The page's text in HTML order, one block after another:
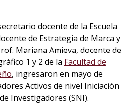
La
los
docente de la Escuela
de Estrategia de Marca y
Mariana Amieva, docente de
1 y 2 de la Facultad de
, ingresaron en mayo de
Activos de nivel Iniciación
Investigadores (SNI).